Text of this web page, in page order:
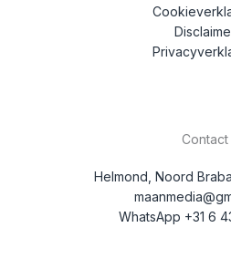
Contact
Helmond, Noord
WhatsApp +31 6